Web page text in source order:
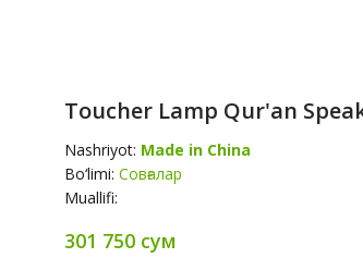
Toucher Lamp Qur'an
Nashriyot: Made in China
Bo‘limi: Совғалар
Muallifi:
301 750 сум